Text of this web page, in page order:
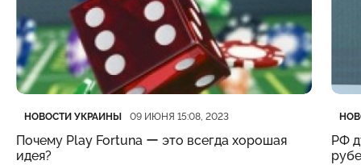
Категория
НОВОСТИ УКРАИНЫ
Дата публикации 09 ИЮНЯ 15:08, 2023
Почему Play Fortuna ー это всегда хорошая
идея?
РФ